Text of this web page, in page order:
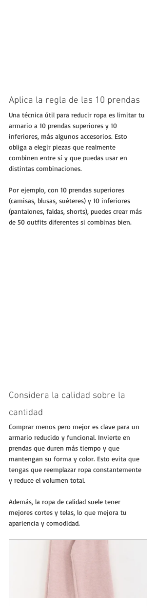
Aplica la regla de las 10 prendas
Una técnica útil para reducir ropa es limitar tu
armario a 10 prendas superiores y 10
inferiores, más algunos accesorios. Esto
obliga a elegir piezas que realmente
combinen entre sí y que puedas usar en
distintas combinaciones.
Por ejemplo, con 10 prendas superiores
(camisas, blusas, suéteres) y 10 inferiores
(pantalones, faldas, shorts), puedes crear más
de 50 outfits diferentes si combinas bien.
Considera la calidad sobre la
cantidad
Comprar menos pero mejor es clave para un
armario reducido y funcional. Invierte en
prendas que duren más tiempo y que
mantengan su forma y color. Esto evita que
tengas que reemplazar ropa constantemente
y reduce el volumen total.
Además, la ropa de calidad suele tener
mejores cortes y telas, lo que mejora tu
apariencia y comodidad.